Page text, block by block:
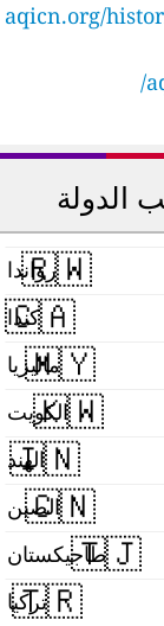
aqicn.org/
الدولة
🇷🇼
رواندا
🇨🇦
كندا
🇲🇾
ماليزيا
🇰🇼
الكويت
🇮🇳
الهند
🇨🇳
الصين
🇹🇯طاجيكستان
🇹🇷
تركيا